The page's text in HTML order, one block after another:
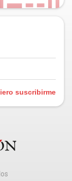
suscribirme